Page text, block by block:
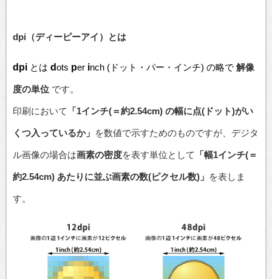
dpi（ディーピーアイ）とは
dpi とは dots per inch (ドット・パー・インチ) の略で 解像
度の単位 です。
印刷において 「1インチ(＝約2.54cm) の幅に点(ドット)がい
くつ入っているか」 を数値で示すためのものですが、デジタ
ル画像の場合は画素の密度を表す単位として 「幅1インチ(＝
約2.54cm) あたりに並ぶ画素の数(ピクセル数)」 を表しま
す。